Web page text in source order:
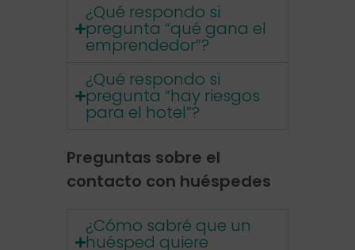
¿Qué respondo si
pregunta “qué gana el
emprendedor”?
¿Qué respondo si
pregunta “hay riesgos
para el hotel”?
Preguntas sobre el
contacto con huéspedes
¿Cómo sabré que un
huésped quiere